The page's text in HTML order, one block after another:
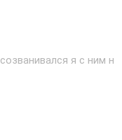
созванивался я с ним н